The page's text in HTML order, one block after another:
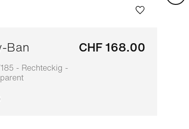
Ban
- Rechteckig -
CHF 168.00